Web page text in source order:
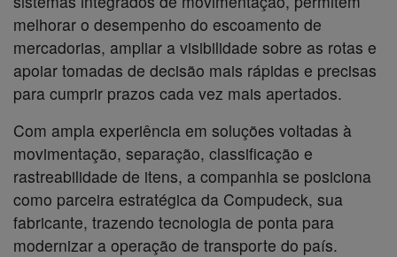
melhorar o desempenho do escoamento de
mercadorias, ampliar a visibilidade sobre as rotas e
apoiar tomadas de decisão mais rápidas e precisas
para cumprir prazos cada vez mais apertados.
Com ampla experiência em soluções voltadas à
movimentação, separação, classificação e
rastreabilidade de itens, a companhia se posiciona
como parceira estratégica da Compudeck, sua
fabricante, trazendo tecnologia de ponta para
modernizar a operação de transporte do país.